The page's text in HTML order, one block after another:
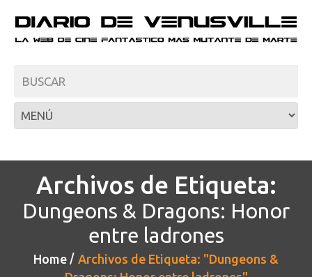
Archivos de Etiqueta:
Dungeons & Dragons: Honor
entre ladrones
Home
Archivos de Etiqueta: "Dungeons &